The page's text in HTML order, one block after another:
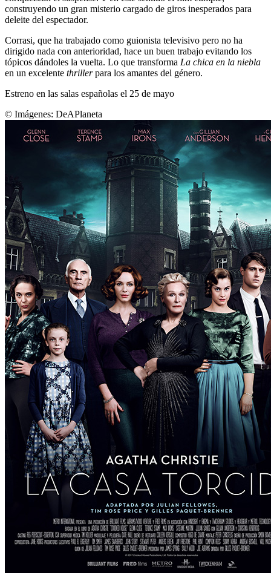
construyendo un gran misterio cargado de giros inesperados para
deleite del espectador.
Corrasi, que ha trabajado como guionista televisivo pero no ha
dirigido nada con anterioridad, hace un buen trabajo evitando los
tópicos dándoles la vuelta. Lo que transforma La chica en la niebla
en un excelente thrillerpara los amantes del género.
Estreno en las salas españolas el 25 de mayo
© Imágenes: DeAPlaneta